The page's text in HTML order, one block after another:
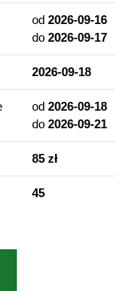
ww. ustawą
studiów.
od 2026-09-16
do 2026-09-17
2026-09-18
od 2026-09-18
do 2026-09-21
85 zł
45